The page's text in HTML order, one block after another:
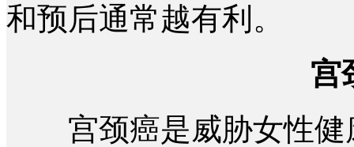
和预后通常越有利。
宫
宫颈癌是威胁女性健